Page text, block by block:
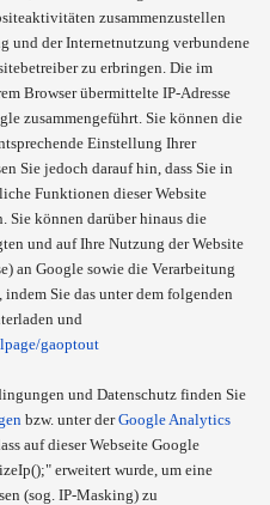
zusammenzustellen
und der Internetnutzung verbundene
zu erbringen. Die im
Browser übermittelte IP-Adresse
zusammengeführt. Sie können die
Einstellung Ihrer
Sie jedoch darauf hin, dass Sie in
Funktionen dieser Website
können darüber hinaus die
und auf Ihre Nutzung der Website
an Google sowie die Verarbeitung
Sie das unter dem folgenden
und
gaoptout
und Datenschutz finden Sie
bzw. unter derGoogle Analytics
auf dieser Webseite Google
erweitert wurde, um eine
(sog. IP-Masking) zu